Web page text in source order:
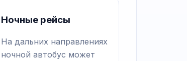
Ночные рейсы
На дальних направлениях
ночной автобус может